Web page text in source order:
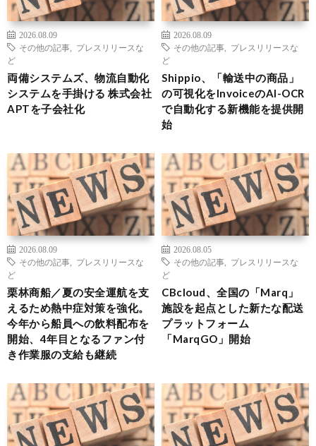
2026.08.09
その他の記事
プレスリリースな
ど
両備システムズ、物流自動化
システムを手掛ける 株式会社
APTを子会社化
2026.08.09
その他の記事
プレスリリースな
ど
Shippio、「輸送中の商品」
の可視化をInvoiceのAI-OCR
で自動化する新機能を提供開
始
2026.08.09
その他の記事
プレスリリースな
ど
栗林商船／夏の安全運航を支
えるため熱中症対策を強化。
今年から船員への飲料配布を
開始、4年目となるファン付
き作業服の支給も継続
2026.08.05
その他の記事
プレスリリースな
ど
CBcloud、全国の「Marq」
施設を起点とした新たな配送
プラットフォーム
「MarqGO」開始